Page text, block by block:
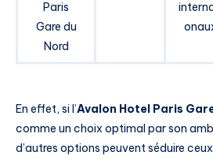
Paris
Gare du
Nord
En effet, si l’Avalon Hotel Paris
comme un choix optimal par son
d’autres options peuvent séduire